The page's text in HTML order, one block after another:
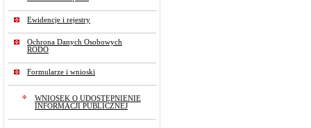
Ewidencje i rejestry
Ochrona Danych Osobowych
RODO
Formularze i wnioski
WNIOSEK O UDOSTĘPNIENIE
INFORMACJI PUBLICZNEJ